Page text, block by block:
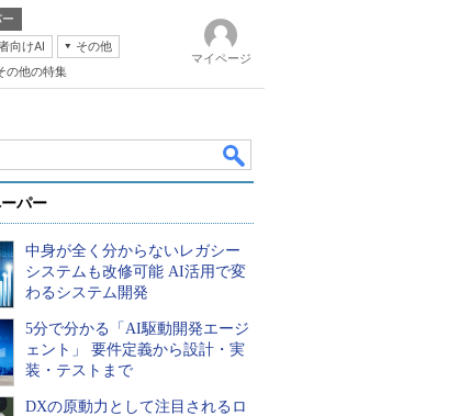
向けAI
その他
の他の特集
マイページ
パー
中身が全く分からないレガシー
システムも改修可能 AI活用で変
わるシステム開発
5分で分かる「AI駆動開発エージ
ェント」 要件定義から設計・実
装・テストまで
DXの原動力として注目されるロ